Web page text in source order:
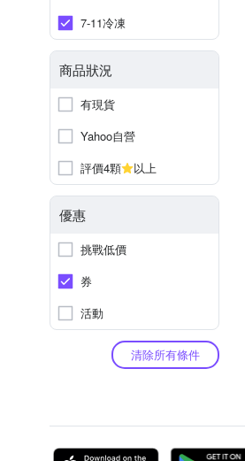
7-11冷凍
商品狀況
有現貨
Yahoo自營
評價4顆
以上
優惠
挑戰低價
券
活動
清除所有條件